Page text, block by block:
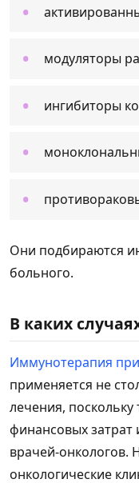
модуляторы
ингибиторы
Они подбираются
больного.
В каких
Иммунотерапия
применяется не
лечения,
финансовых затрат
врачей-онкологов.
онкологические